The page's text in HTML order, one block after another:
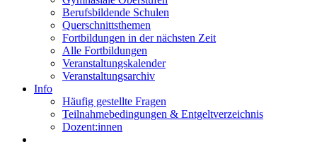
Berufsbildende Schulen
Querschnittsthemen
Fortbildungen in der nächsten Zeit
Alle Fortbildungen
Veranstaltungskalender
Veranstaltungsarchiv
Info
Häufig gestellte Fragen
Teilnahmebedingungen & Entgeltverzeichnis
Dozent:innen